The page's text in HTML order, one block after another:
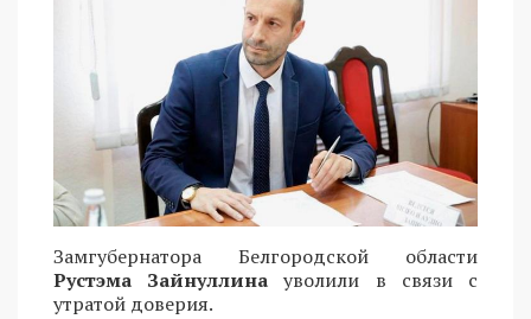
Замгубернатора Белгородской области
Рустэма Зайнуллина уволили в связи с
утратой доверия.